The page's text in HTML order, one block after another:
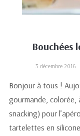
Bouchées
3 décembre 2016
Bonjour à tous !
gourmande, colorée,
snacking) pour
tartelettes en